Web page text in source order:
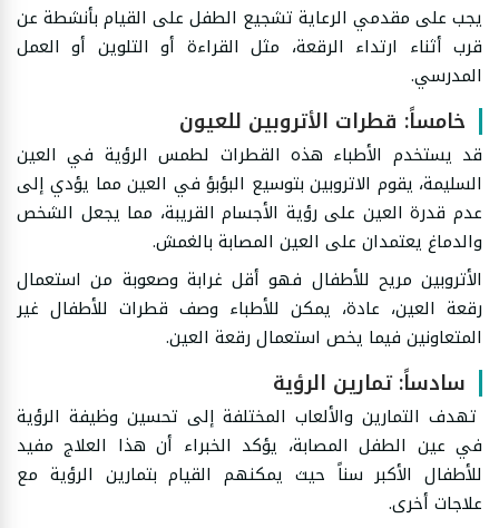
يجب على مقدمي الرعاية تشجيع الطفل على القيام بأنشطة عن
قرب أثناء ارتداء الرقعة، مثل القراءة أو التلوين أو العمل
المدرسي.
خامساً: قطرات الأتروبين للعيون
قد يستخدم الأطباء هذه القطرات لطمس الرؤية في العين
السليمة، يقوم الاتروبين بتوسيع البؤبؤ في العين مما يؤدي إلى
عدم قدرة العين على رؤية الأجسام القريبة، مما يجعل الشخص
والدماغ يعتمدان على العين المصابة بالغمش.
الأتروبين مريح للأطفال فهو أقل غرابة وصعوبة من استعمال
رقعة العين، عادة، يمكن للأطباء وصف قطرات للأطفال غير
المتعاونين فيما يخص استعمال رقعة العين.
سادساً: تمارين الرؤية
تهدف التمارين والألعاب المختلفة إلى تحسين وظيفة الرؤية
في عين الطفل المصابة، يؤكد الخبراء أن هذا العلاج مفيد
للأطفال الأكبر سناً حيث يمكنهم القيام بتمارين الرؤية مع
علاجات أخرى.